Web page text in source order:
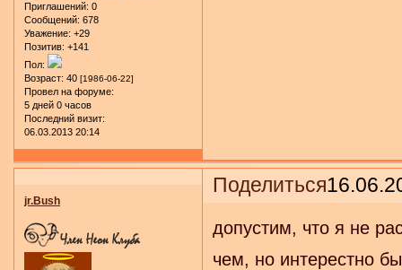
Приглашений: 0
Сообщений: 678
Уважение: +29
Позитив: +141
Пол:
Возраст: 40 [1986-06-22]
Провел на форуме:
5 дней 0 часов
Последний визит:
06.03.2013 20:14
Поделиться
jr.Bush
допустим, что я не
чем, но интерестно